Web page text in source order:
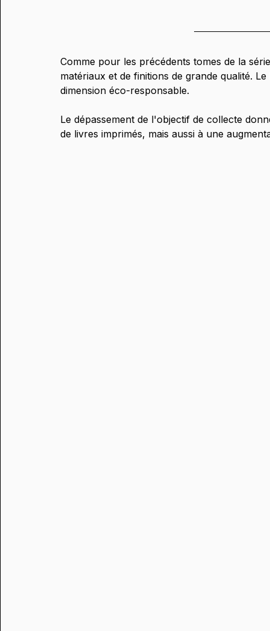
Comme pour les précédents tomes de la
matériaux et de finitions de grande qualité.
dimension éco-responsable.
Le dépassement de l'objectif de collecte
de livres imprimés, mais aussi à une